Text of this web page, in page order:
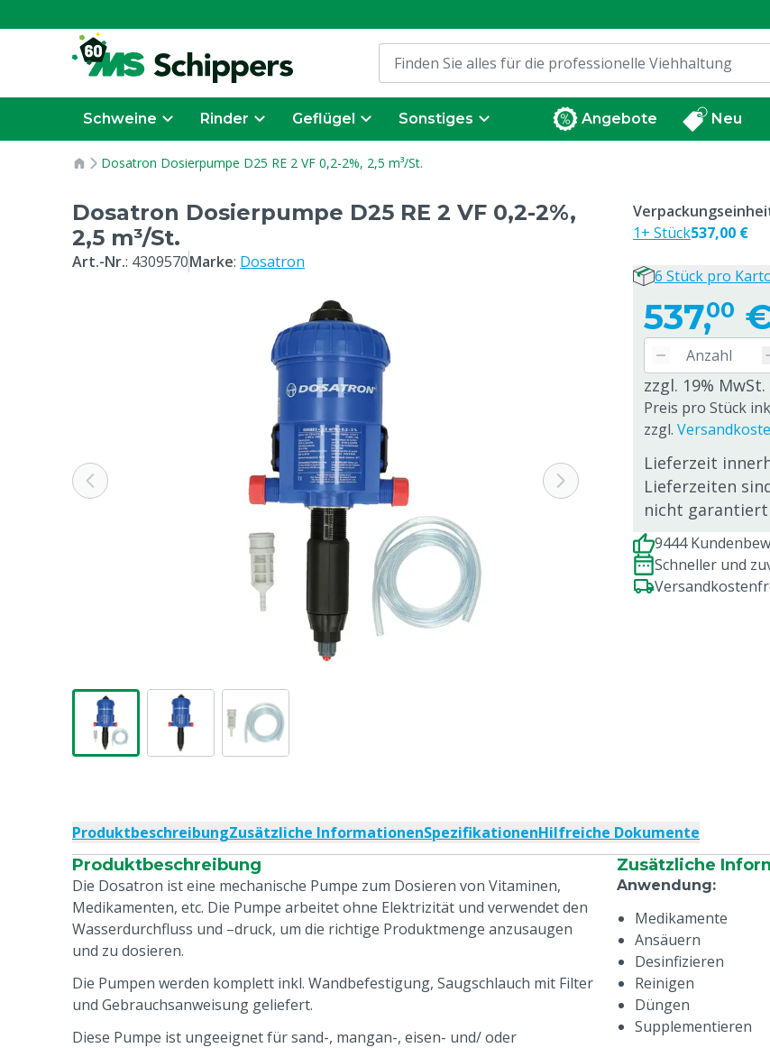
Schweine Rinder Geflügel Sonstiges Angebote Neu
Dosatron Dosierpumpe D25 RE 2 VF 0,2-2%, 2,5 m³/St.
Dosatron Dosierpumpe D25 RE 2 VF 0,2-2%,
2,5 m³/St.
Art.-Nr.: 4309570Marke: Dosatron
537,00
zzgl. 19% MwSt.
Preis pro Stück
zzgl.
Lieferzeit
Lieferzeiten
nicht garantiert
1+ Stück537,00 €
6 Stück pro
9444
Schneller und
ProduktbeschreibungZusätzliche InformationenSpezifikationenHilfreiche Dokumente
Produktbeschreibung
Die Dosatron ist eine mechanische Pumpe zum Dosieren von Vitaminen,
Medikamenten, etc. Die Pumpe arbeitet ohne Elektrizität und verwendet den
Wasserdurchfluss und –druck, um die richtige Produktmenge anzusaugen
und zu dosieren.
Die Pumpen werden komplett inkl. Wandbefestigung, Saugschlauch mit Filter
und Gebrauchsanweisung geliefert.
Diese Pumpe ist ungeeignet für sand-, mangan-, eisen- und/ oder
Zusätzliche
Anwendung:
Medikamente
Ansäuern
Desinfizieren
Reinigen
Düngen
Supplementieren